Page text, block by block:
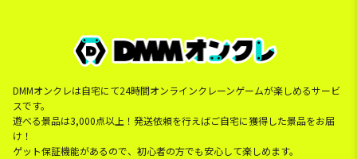
DMMオンクレは自宅にて24時間オンラインクレーンゲームが楽しめるサービ
スです。
遊べる景品は3,000点以上！発送依頼を行えばご自宅に獲得した景品をお届
け！
ゲット保証機能があるので、初心者の方でも安心して楽しめます。